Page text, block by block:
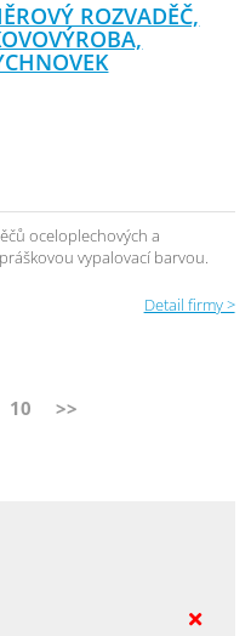
ROZVADĚČ,
oceloplechových a
vypalovací barvou.
Detail firmy >
10 >>